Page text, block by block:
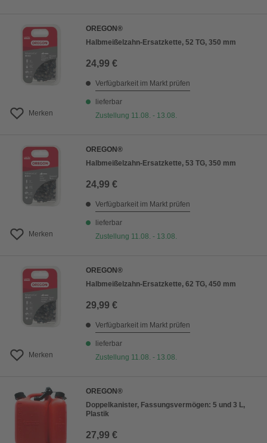
Merken
OREGON®
Halbmeißelzahn-Ersatzkette, 52 TG, 350 mm
24,99 €
Verfügbarkeit im Markt prüfen
lieferbar
Zustellung 11.08. - 13.08.
Merken
OREGON®
Halbmeißelzahn-Ersatzkette, 53 TG, 350 mm
24,99 €
Verfügbarkeit im Markt prüfen
lieferbar
Zustellung 11.08. - 13.08.
Merken
OREGON®
Halbmeißelzahn-Ersatzkette, 62 TG, 450 mm
29,99 €
Verfügbarkeit im Markt prüfen
lieferbar
Zustellung 11.08. - 13.08.
OREGON®
Doppelkanister, Fassungsvermögen: 5 und 3 L,
Plastik
27,99 €